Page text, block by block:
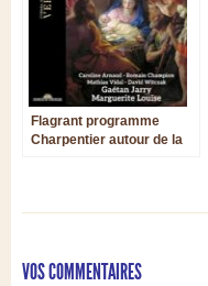
Flagrant programme
Charpentier autour de la
VOS COMMENTAIRES